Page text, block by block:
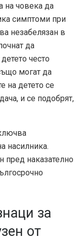
на човека да
симптоми при
незабелязан в
да
често
могат да
на детето се
и се подобрят,
насилника.
пред наказателно
за
от